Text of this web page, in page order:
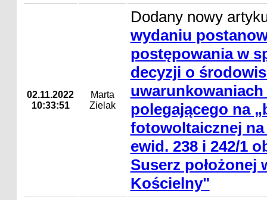
02.11.2022
10:33:51
Marta
Zielak
Dodany nowy
wydaniu
postępowania w
decyzji o
polegającego na
fotowoltaicznej na
ewid. 238 i 242/1
Suserz położonej
Kościelny"